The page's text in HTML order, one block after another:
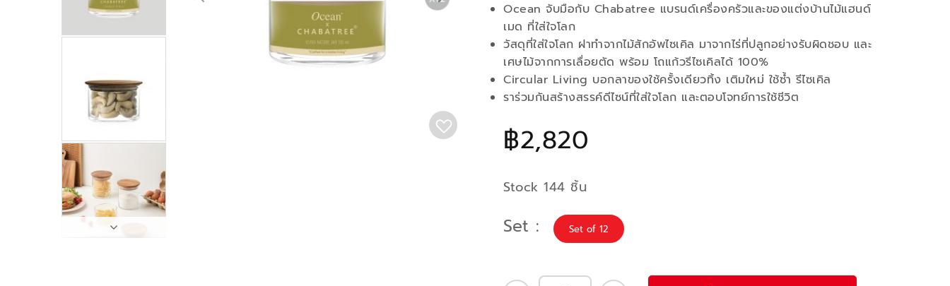
฿2,820
Stock 144 ชิ้น
Ocean จับมือกับ Chabatree แบรนด์เครื่องครัวและของแต่งบ้านไม้แฮนด์
เมด ที่ใส่ใจโลก
วัสดุที่ใส่ใจโลก ฝาทำจากไม้สักอัพไซเคิล มาจากไร่ที่ปลูกอย่างรับผิดชอบ และ
เศษไม้จากการเลื่อยตัด พร้อม โถแก้วรีไซเคิลได้ 100%
Circular Living บอกลาของใช้ครั้งเดียวทิ้ง เติมใหม่ ใช้ซ้ำ รีไซเคิล
ราร่วมกันสร้างสรรค์ดีไซน์ที่ใส่ใจโลก และตอบโจทย์การใช้ชีวิต
Set Set of 12